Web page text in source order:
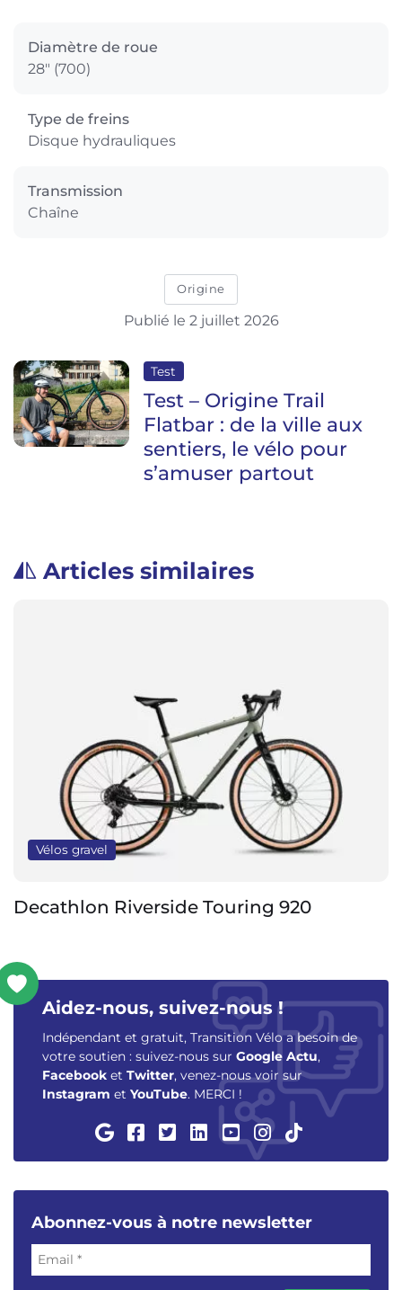
Diamètre de roue
28" (700)
Type de freins
Disque hydrauliques
Transmission
Chaîne
Origine
Publié le 2 juillet 2026
Test
Test – Origine Trail
Flatbar : de la ville aux
sentiers, le vélo pour
s’amuser partout
Articles similaires
920
Vélos gravel
Canyon Grizl AL (2026)
Aidez-nous, suivez-nous !
Indépendant et gratuit, Transition Vélo a besoin de
votre soutien : suivez-nous sur Google Actu,
Facebook et Twitter, venez-nous voir sur
Instagram et YouTube. MERCI !
Abonnez-vous à notre newsletter